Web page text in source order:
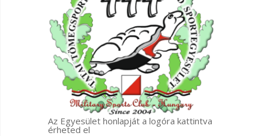
Az Egyesület honlapját a logóra kattintva
érheted el